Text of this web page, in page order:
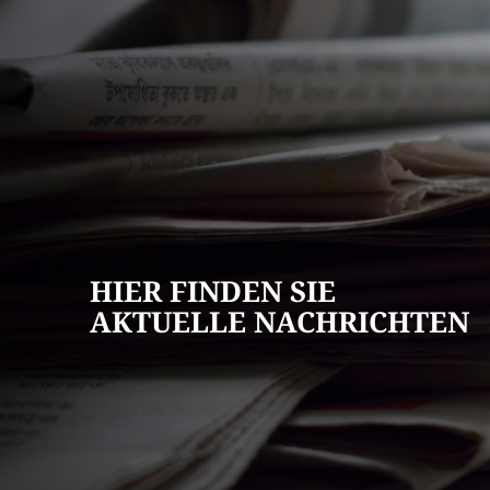
Mängel melden
Wahlen
HIER FINDEN SIE
AKTUELLE NACHRICHTEN